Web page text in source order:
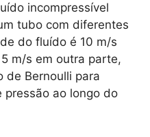
incompressível
tubo com diferentes
do fluído é 10 m/s
m/s em outra parte,
de Bernoulli para
pressão ao longo do